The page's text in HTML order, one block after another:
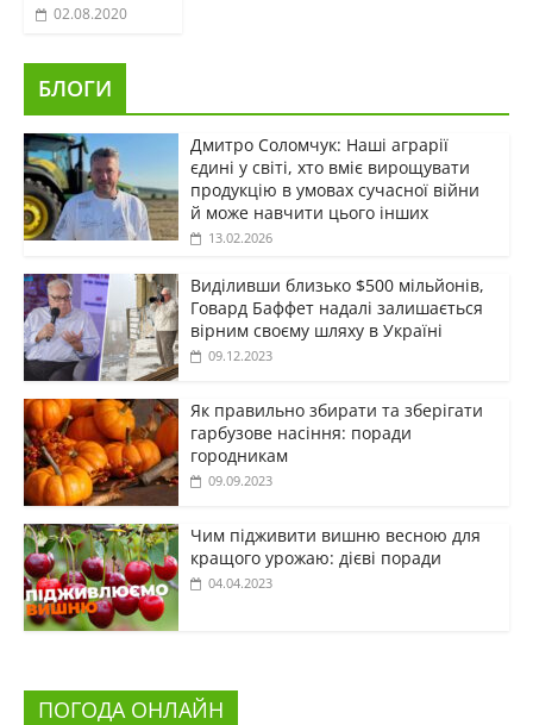
02.08.2020
БЛОГИ
Дмитро Соломчук: Наші аграрії
єдині у світі, хто вміє вирощувати
продукцію в умовах сучасної війни
й може навчити цього інших
13.02.2026
Виділивши близько $500 мільйонів,
Говард Баффет надалі залишається
вірним своєму шляху в Україні
09.12.2023
Як правильно збирати та зберігати
гарбузове насіння: поради
городникам
09.09.2023
Чим підживити вишню весною для
кращого урожаю: дієві поради
04.04.2023
ПОГОДА ОНЛАЙН